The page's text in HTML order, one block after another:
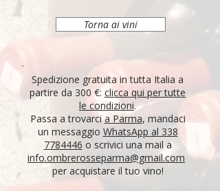
Torna ai vini
Spedizione gratuita in tutta Italia a
partire da 300 €: clicca qui per tutte
le condizioni.
Passa a trovarcia Parma, mandaci
un messaggio WhatsApp al 338
7784446 o scrivici una mail a
info.ombrerosseparma@gmail.com
per acquistare il tuo vino!